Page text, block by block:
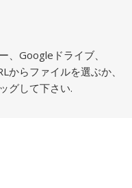
、Googleドライブ、
からファイルを選ぶか、
グして下さい.